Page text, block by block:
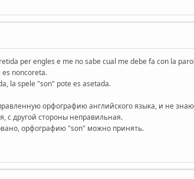
per engles e me no sabe cual me debe fa con la
es noncoreta.
la spele "son" pote es asetada.
орфографию английского языка, и не
с другой стороны неправильная.
орфографию "son" можно принять.